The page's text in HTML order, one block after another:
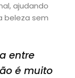
ajudando
beleza sem
entre
é muito